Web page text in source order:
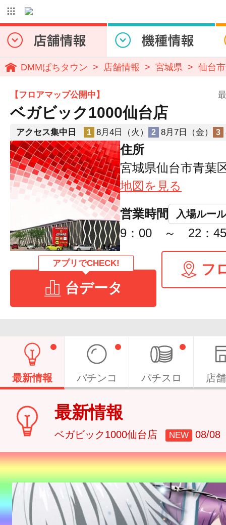
DMMぱちタウン 店舗情報 宮城県 仙台
【フロアマップ公開中】
ベガビック1000仙台店
アクセス集中日 1 8月4日（火） 2 8月7日（金） 3
住所
宮城県仙台市青葉
地図を見る
営業時間 入場ルール
9：00 ～ 22：45
アプリでCHECK!
台データ
フ
最新情報 パチンコ パチスロ 店
最新情報
ベガビック1000仙台店 NEW 08/08